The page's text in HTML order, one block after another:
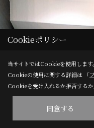
Cookieポリシー
当サイトではCookieを使用します。
Cookieの使用に関する詳細は 「
Cookieを受け入れるか拒否するか
同意する